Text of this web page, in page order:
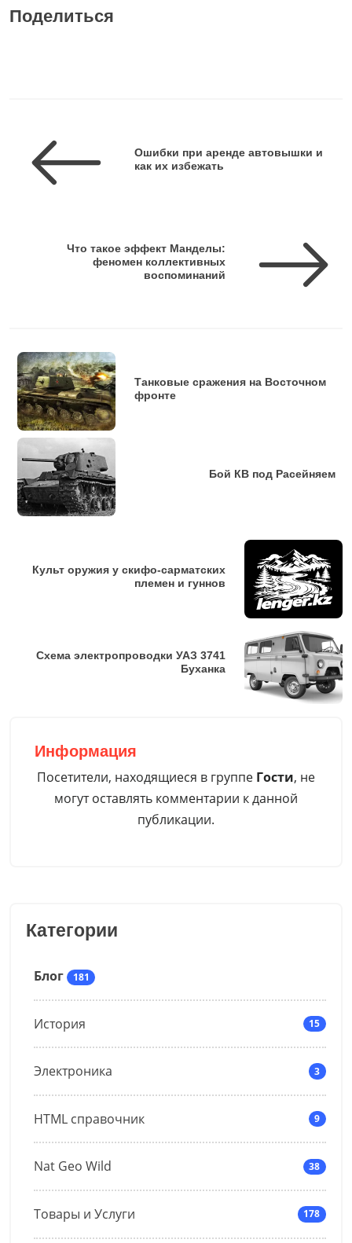
Категории
Блог 181
История 15
Электроника 3
HTML справочник 9
Nat Geo Wild 38
Товары и Услуги 178
Поделиться
Ошибки при аренде автовышки и
как их избежать
Что такое эффект Манделы:
феномен коллективных
воспоминаний
Танковые сражения на Восточном
фронте
Бой КВ под Расейняем
Культ оружия у скифо-сарматских
племен и гуннов
Схема электропроводки УАЗ 3741
Буханка
Информация
Посетители, находящиеся в группе Гости, не
могут оставлять комментарии к данной
публикации.